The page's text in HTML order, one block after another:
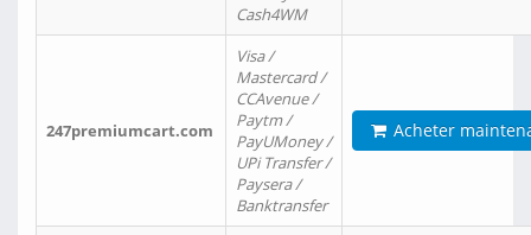
Cash4WM
247premiumcart.com
Visa /
Mastercard /
CCAvenue /
Paytm /
PayUMoney /
UPi Transfer /
Paysera /
Banktransfer
Acheter